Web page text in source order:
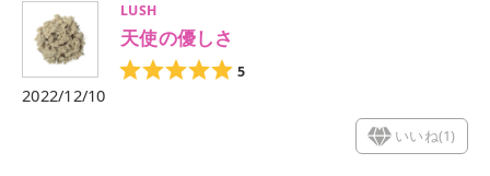
仕上がりがムラっぽくなったりツヤ感が減ってしまいます💦) ・
発色を濃くしたい場合は、一度乾かしてから二度塗りするとキ
レイに仕上がります。 ・リップクリームなどは付けず、素の唇
に塗布すると色が定着しやすくなります。 \ ♡感想 ♡ / 大人気
で入手困難なのが納得なリップでした。 塗り心地は透け感があ
ってみずみずしくするする塗れる感じ。 ジェル膜を張るので、
塗るとちょっとぺたぺたした感じがして唇をこすり合わせない
LUSH
天使の優しさ
5
2022/12/10
いいね(1)